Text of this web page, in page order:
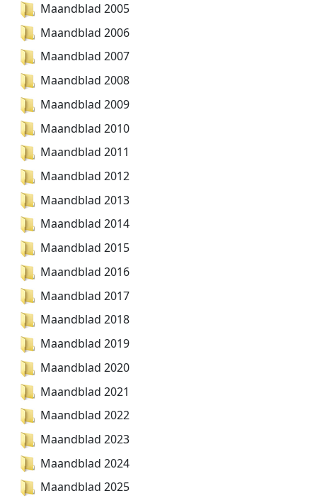
Maandblad 2005
Maandblad 2006
Maandblad 2007
Maandblad 2008
Maandblad 2009
Maandblad 2010
Maandblad 2011
Maandblad 2012
Maandblad 2013
Maandblad 2014
Maandblad 2015
Maandblad 2016
Maandblad 2017
Maandblad 2018
Maandblad 2019
Maandblad 2020
Maandblad 2021
Maandblad 2022
Maandblad 2023
Maandblad 2024
Maandblad 2025